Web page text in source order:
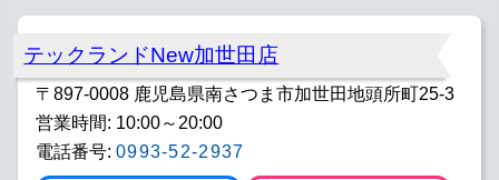
テックランドNew加世田店
〒897-0008 鹿児島県南さつま市加世田地頭所町25-3
営業時間: 10:00～20:00
電話番号: 0993-52-2937